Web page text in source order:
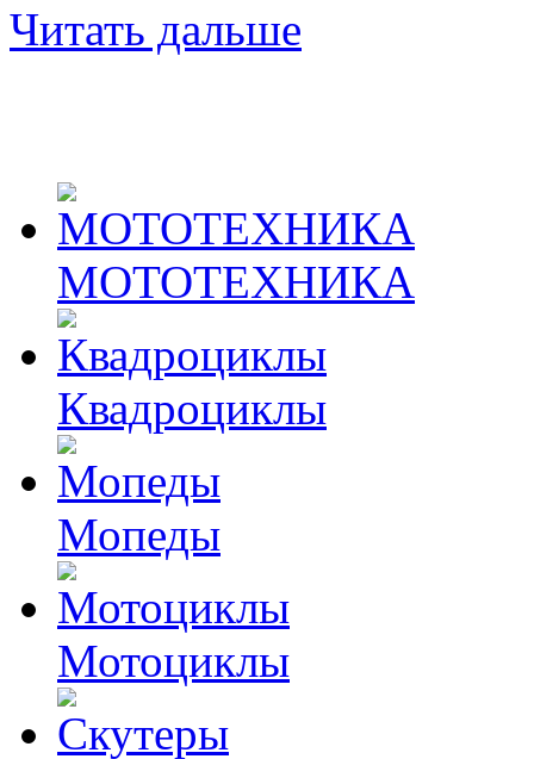
Читать дальше
МОТОТЕХНИКА
Квадроциклы
Мопеды
Мотоциклы